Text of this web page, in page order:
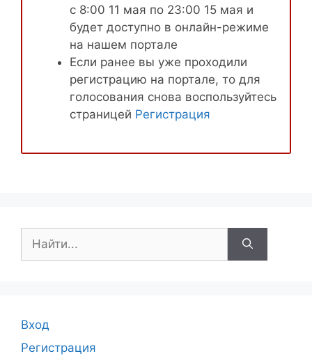
с 8:00 11 мая по 23:00 15 мая и
будет доступно в онлайн-режиме
на нашем портале
Если ранее вы уже проходили
регистрацию на портале, то для
голосования снова воспользуйтесь
страницей Регистрация
Вход
Регистрация